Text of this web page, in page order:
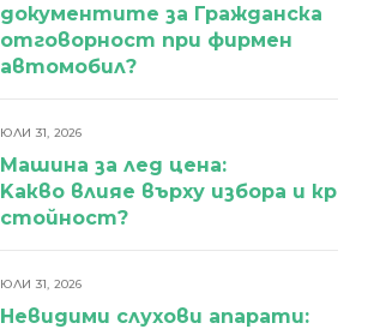
документите за Гражданска
отговорност при фирмен
автомобил?
ЮЛИ 31, 2026
Машина за лед цена:
Kакво влияе върху избора и
стойност?
ЮЛИ 31, 2026
Невидими слухови апарати: